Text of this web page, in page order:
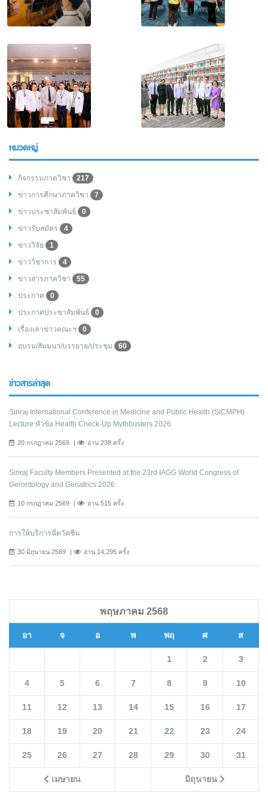
หมวดหมู่
กิจกรรมภาควิชา
217
ข่าวการศึกษาภาควิชา
7
ข่าวประชาสัมพันธ์
0
ข่าวรับสมัคร
4
ข่าววิจัย
1
ข่าววิชาการ
4
ข่าวสารภาควิชา
55
ประกาศ
0
ประกาศประชาสัมพันธ์
0
เรื่องเล่าข่าวคณะฯ
0
อบรม/สัมมนา/บรรยาย/ประชุม
60
ข่าวสารล่าสุด
Siriraj International Conference in Medicine and Public Health (SICMPH)
Lecture หัวข้อ Health Check-Up Mythbusters 2026
20 กรกฎาคม 2569 อ่าน 238 ครั้ง
Siriraj Faculty Members Presented at the 23rd IAGG World Congress of
Gerontology and Geriatrics 2026
10 กรกฎาคม 2569 อ่าน 515 ครั้ง
การให้บริการฉีดวัคซีน
30 มิถุนายน 2569 อ่าน 14,295 ครั้ง
พฤษภาคม 2568
อา จ อ พ พฤ ศ ส
เมษายน มิถุนายน
1 2 3
4 5 6 7 8 9 10
11 12 13 14 15 16 17
18 19 20 21 22 23 24
25 26 27 28 29 30 31